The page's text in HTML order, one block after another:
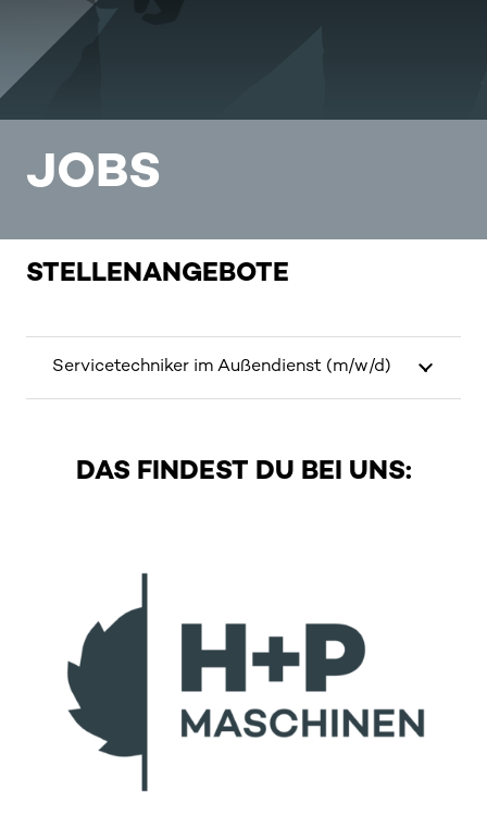
JOBS
STELLENANGEBOTE
Servicetechniker im Außendienst (m/w/d)
DAS FINDEST DU BEI UNS: